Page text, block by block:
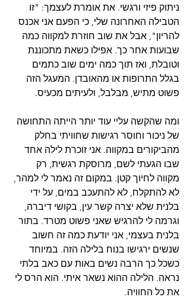
ניתוק פיזי ורגשי. את אומרת לעצמך: "זו
הטבילה האחרונה שלי, כי הפעם אני אכנס
להריון", אבל את שוב חוזרת למקווה כמה
שבועות אחר כך. אפילו כשאת מתכוננת
וטובלת, ואז תוך כמה ימים שוב כתמים
בגלל התרופות או מהאובדן. המעגל הזה
פשוט מתיש, מבלבל, ולעיתים מכעיס.
ומה שהקשה עליי עוד יותר הייתה התחושה
של ניכור וחוסר רגישות שחוויתי בחלק
מהביקורים במקווה. אני זוכרת לילה אחד
שבו הגעתי לשם, מרוסקת רגשית, רק
מקווה לחיוך קטן. במקום זה נאמר לי למהר,
לא להתקלח, לא להתעכב במים, על ידי
בלנית שלא יצרה קשר עין, בקושי דיברה,
וגרמה לי להרגיש שאני פשוט מטרד. בתור
בלנית בעצמי, אני יודעת כמה זה חשוב
שנשים ירגישו בנוח בלילה הזה. במיוחד
כשכל כך הרבה נשים באות עם כאב בלתי
נראה. הלילה ההוא נשאר איתי. הוא הרס לי
את כל החוויה.